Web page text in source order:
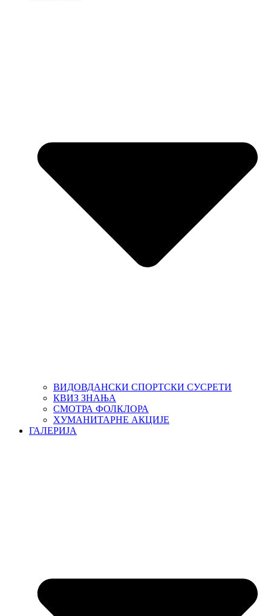
ВИДОВДАНСКИ СПОРТСКИ СУСРЕТИ
КВИЗ ЗНАЊА
СМОТРА ФОЛКЛОРА
ХУМАНИТАРНЕ АКЦИЈЕ
ГАЛЕРИЈА